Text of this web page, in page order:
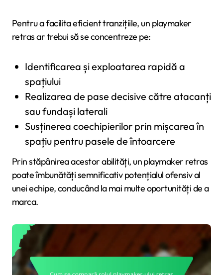
Pentru a facilita eficient tranzițiile, un playmaker
retras ar trebui să se concentreze pe:
Identificarea și exploatarea rapidă a
spațiului
Realizarea de pase decisive către atacanți
sau fundași laterali
Susținerea coechipierilor prin mișcarea în
spațiu pentru pasele de întoarcere
Prin stăpânirea acestor abilități, un playmaker retras
poate îmbunătăți semnificativ potențialul ofensiv al
unei echipe, conducând la mai multe oportunități de a
marca.